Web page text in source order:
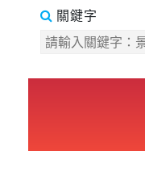
歐洲之旅
關鍵字